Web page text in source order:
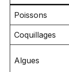
Poissons
Coquillages
Algues